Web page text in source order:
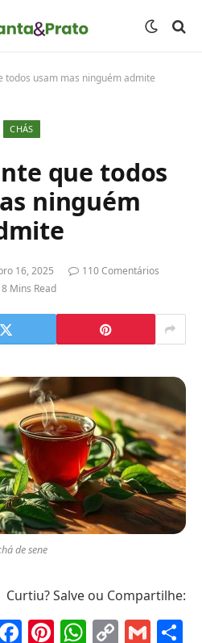
todos usam mas ninguém admite
CHÁS
que todos
ninguém
16, 2025
110 Comentários
8 Mins Read
de sene
Curtiu? Salve ou Compartilhe:
Facebook
Pinterest
Copy